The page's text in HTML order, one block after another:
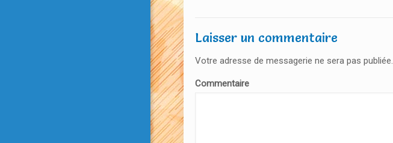
Laisser un commentaire
Votre adresse de messagerie ne sera pas publiée.
Commentaire